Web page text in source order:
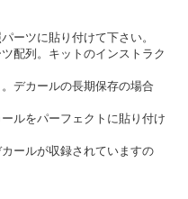
ーツに貼り付けて下さい。
配列。キットのインストラク
デカールの長期保存の場合
ルをパーフェクトに貼り付け
ールが収録されていますの